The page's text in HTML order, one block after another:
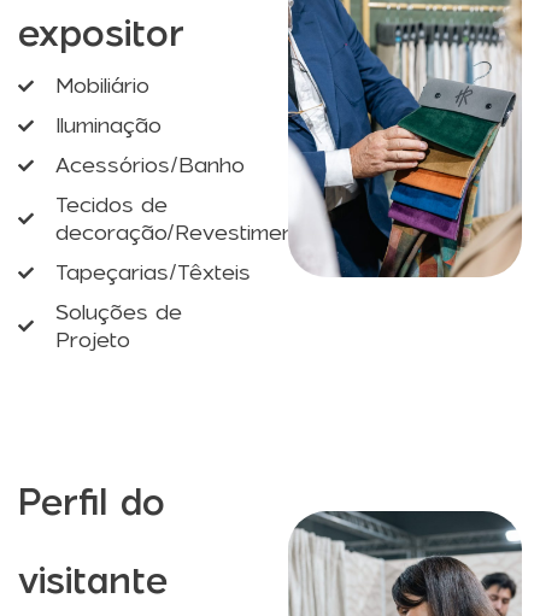
expositor
Mobiliário
Iluminação
Acessórios/Banho
Tecidos de
decoração/Revestimentos
Tapeçarias/Têxteis
Soluções de
Projeto
Perfil do
visitante